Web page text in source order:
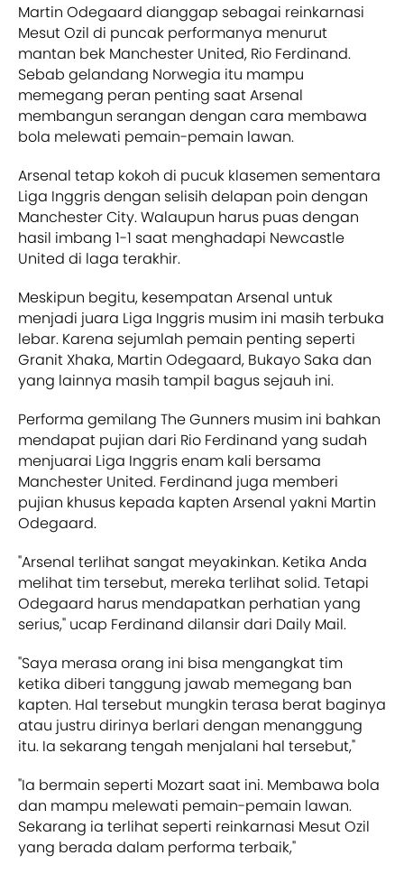
Martin Odegaard dianggap sebagai reinkarnasi
Mesut Ozil di puncak performanya menurut
mantan bek Manchester United, Rio Ferdinand.
Sebab gelandang Norwegia itu mampu
memegang peran penting saat Arsenal
membangun serangan dengan cara membawa
bola melewati pemain-pemain lawan.
Arsenal tetap kokoh di pucuk klasemen sementara
Liga Inggris dengan selisih delapan poin dengan
Manchester City. Walaupun harus puas dengan
hasil imbang 1-1 saat menghadapi Newcastle
United di laga terakhir.
Meskipun begitu, kesempatan Arsenal untuk
menjadi juara Liga Inggris musim ini masih terbuka
lebar. Karena sejumlah pemain penting seperti
Granit Xhaka, Martin Odegaard, Bukayo Saka dan
yang lainnya masih tampil bagus sejauh ini.
Performa gemilang The Gunners musim ini bahkan
mendapat pujian dari Rio Ferdinand yang sudah
menjuarai Liga Inggris enam kali bersama
Manchester United. Ferdinand juga memberi
pujian khusus kepada kapten Arsenal yakni Martin
Odegaard.
"Arsenal terlihat sangat meyakinkan. Ketika Anda
melihat tim tersebut, mereka terlihat solid. Tetapi
Odegaard harus mendapatkan perhatian yang
serius," ucap Ferdinand dilansir dari Daily Mail.
"Saya merasa orang ini bisa mengangkat tim
ketika diberi tanggung jawab memegang ban
kapten. Hal tersebut mungkin terasa berat baginya
atau justru dirinya berlari dengan menanggung
itu. Ia sekarang tengah menjalani hal tersebut,"
"Ia bermain seperti Mozart saat ini. Membawa bola
dan mampu melewati pemain-pemain lawan.
Sekarang ia terlihat seperti reinkarnasi Mesut Ozil
yang berada dalam performa terbaik,"